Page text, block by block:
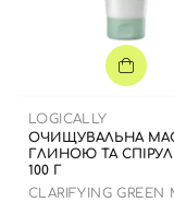
LOGICALLY
ОЧИЩУВАЛЬНА
ГЛИНОЮ ТА
100 Г
CLARIFYING GREEN